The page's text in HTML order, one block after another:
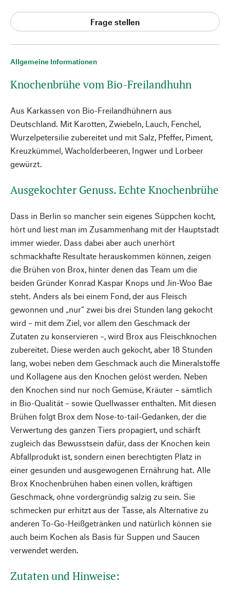
Allgemeine Informationen
Knochenbrühe vom Bio-Freilandhuhn
Aus Karkassen von Bio-Freilandhühnern aus
Deutschland. Mit Karotten, Zwiebeln, Lauch, Fenchel,
Wurzelpetersilie zubereitet und mit Salz, Pfeffer, Piment,
Kreuzkümmel, Wacholderbeeren, Ingwer und Lorbeer
gewürzt.
Ausgekochter Genuss. Echte Knochenbrühe
Dass in Berlin so mancher sein eigenes Süppchen kocht,
hört und liest man im Zusammenhang mit der Hauptstadt
immer wieder. Dass dabei aber auch unerhört
schmackhafte Resultate herauskommen können, zeigen
die Brühen von Brox, hinter denen das Team um die
beiden Gründer Konrad Kaspar Knops und Jin-Woo Bae
steht. Anders als bei einem Fond, der aus Fleisch
gewonnen und „nur“ zwei bis drei Stunden lang gekocht
wird – mit dem Ziel, vor allem den Geschmack der
Zutaten zu konservieren –, wird Brox aus Fleischknochen
zubereitet. Diese werden auch gekocht, aber 18 Stunden
lang, wobei neben dem Geschmack auch die Mineralstoffe
und Kollagene aus den Knochen gelöst werden. Neben
den Knochen sind nur noch Gemüse, Kräuter – sämtlich
in Bio-Qualität – sowie Quellwasser enthalten. Mit diesen
Brühen folgt Brox dem Nose-to-tail-Gedanken, der die
Verwertung des ganzen Tiers propagiert, und schärft
zugleich das Bewusstsein dafür, dass der Knochen kein
Abfallprodukt ist, sondern einen berechtigten Platz in
einer gesunden und ausgewogenen Ernährung hat. Alle
Brox Knochenbrühen haben einen vollen, kräftigen
Geschmack, ohne vordergründig salzig zu sein. Sie
schmecken pur erhitzt aus der Tasse, als Alternative zu
anderen To-Go-Heißgetränken und natürlich können sie
auch beim Kochen als Basis für Suppen und Saucen
verwendet werden.
Zutaten und Hinweise:
Frage stellen